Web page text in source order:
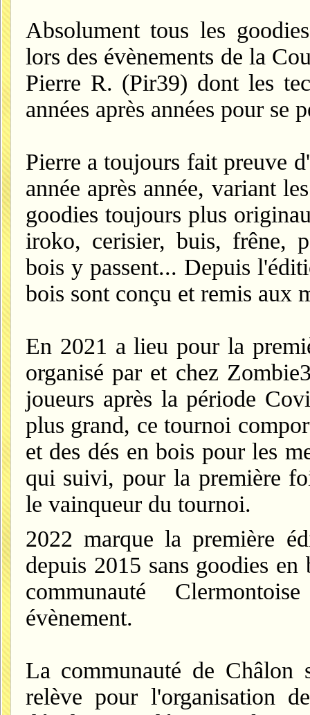
Absolument tous les
lors des évènements de la
Pierre R. (Pir39) dont les
années après années pour se
Pierre a toujours fait preuve
année après année, variant
goodies toujours plus
iroko, cerisier, buis, frêne,
bois y passent... Depuis
bois sont conçu et remis aux
En 2021 a lieu pour la
organisé par et chez
joueurs après la période
plus grand, ce tournoi
et des dés en bois pour les
qui suivi, pour la première
le vainqueur du tournoi.
2022 marque la première
depuis 2015 sans goodies
communauté
évènement.
La communauté de Châlon
relève pour l'organisation